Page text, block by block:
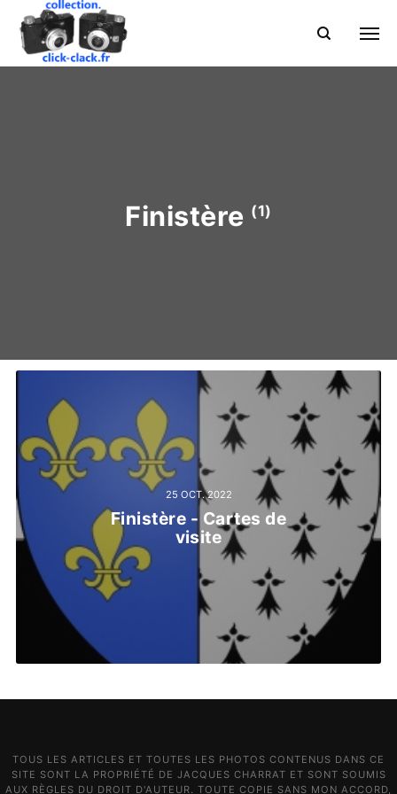
Finistère (1)
25 OCT. 2022
Finistère - Cartes de
visite
TOUS LES ARTICLES ET TOUTES LES PHOTOS CONTENUS DANS CE
SITE SONT LA PROPRIÉTÉ DE JACQUES CHARRAT ET SONT SOUMIS
AUX RÈGLES DU DROIT D'AUTEUR. TOUTE COPIE SANS MON ACCORD,